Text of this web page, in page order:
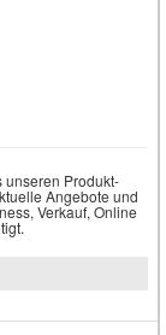
unseren Produkt-
Angebote und
Verkauf, Online